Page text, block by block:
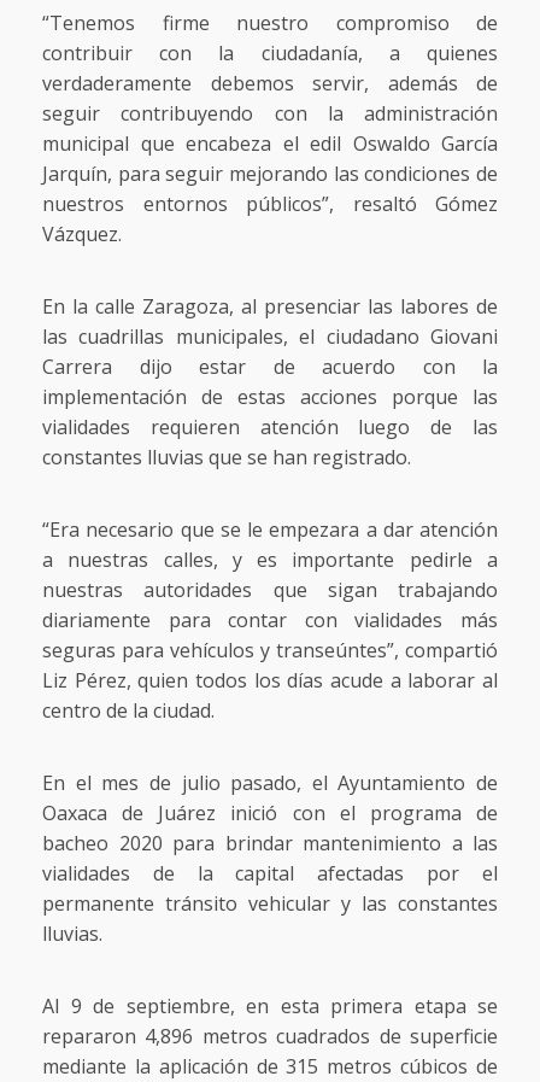
“Tenemos firme nuestro compromiso de
contribuir con la ciudadanía, a quienes
verdaderamente debemos servir, además de
seguir contribuyendo con la administración
municipal que encabeza el edil Oswaldo García
Jarquín, para seguir mejorando las condiciones de
nuestros entornos públicos”, resaltó Gómez
Vázquez.
En la calle Zaragoza, al presenciar las labores de
las cuadrillas municipales, el ciudadano Giovani
Carrera dijo estar de acuerdo con la
implementación de estas acciones porque las
vialidades requieren atención luego de las
constantes lluvias que se han registrado.
“Era necesario que se le empezara a dar atención
a nuestras calles, y es importante pedirle a
nuestras autoridades que sigan trabajando
diariamente para contar con vialidades más
seguras para vehículos y transeúntes”, compartió
Liz Pérez, quien todos los días acude a laborar al
centro de la ciudad.
En el mes de julio pasado, el Ayuntamiento de
Oaxaca de Juárez inició con el programa de
bacheo 2020 para brindar mantenimiento a las
vialidades de la capital afectadas por el
permanente tránsito vehicular y las constantes
lluvias.
Al 9 de septiembre, en esta primera etapa se
repararon 4,896 metros cuadrados de superficie
mediante la aplicación de 315 metros cúbicos de